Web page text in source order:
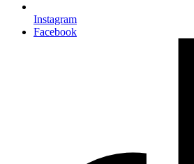
Instagram
Facebook